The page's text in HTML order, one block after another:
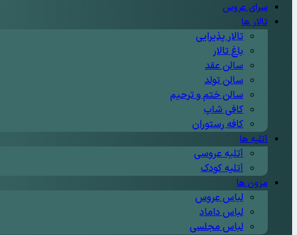
سرای عروس
تالار ها
تالار پذیرایی
باغ تالار
سالن عقد
سالن تولد
سالن ختم و ترحیم
کافی شاپ
کافه رستوران
آتلیه ها
آتلیه عروسی
آتلیه کودک
مزون ها
لباس عروس
لباس داماد
لباس مجلسی